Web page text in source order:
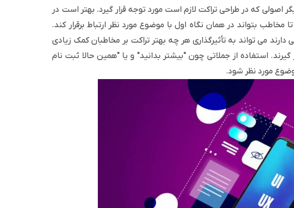
اصولی که در طراحی تراکت لازم است مورد توجه قرار گیرد. بهتر است در
بتواند در همان نگاه اول با موضوع مورد نظر ارتباط برقرار کند.
می تواند به تأثیرگذاری هر چه بهتر تراکت بر مخاطبان کمک زیادی
استفاده از جملاتی چون "بیشتر بدانید" و یا "همین حالا ثبت‌ نام
مورد نظر شود.